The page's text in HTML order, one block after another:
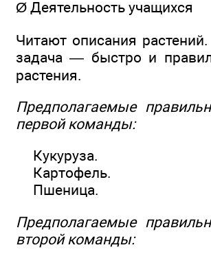
Ø Деятельность учащихся
Читают описания
задача — быстро и
растения.
Предполагаемые
первой команды:
Кукуруза.
Картофель.
Пшеница.
Предполагаемые
второй команды: